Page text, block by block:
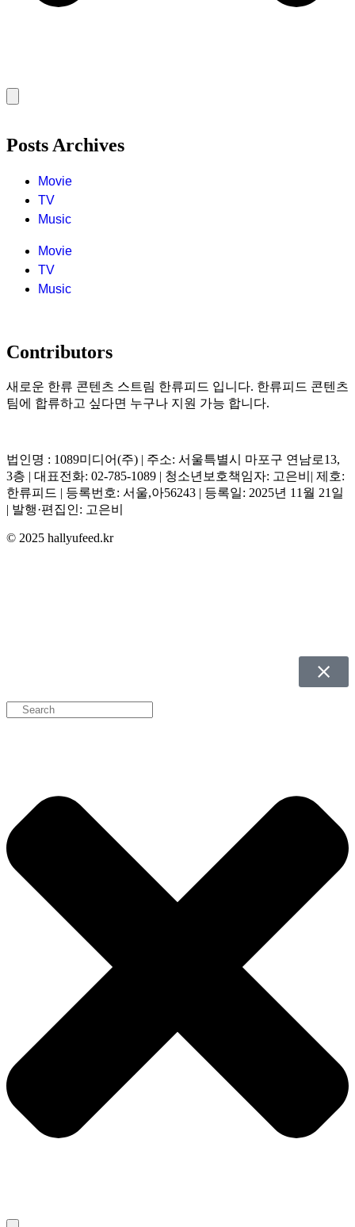
Posts Archives
Movie
TV
Music
Movie
TV
Music
Contributors
새로운 한류 콘텐츠 스트림 한류피드 입니다. 한류피드 콘텐츠
팀에 합류하고 싶다면 누구나 지원 가능 합니다.
법인명 : 1089미디어(주) | 주소: 서울특별시 마포구 연남로13,
3층 | 대표전화: 02-785-1089 | 청소년보호책임자: 고은비| 제호:
한류피드 | 등록번호: 서울,아56243 | 등록일: 2025년 11월 21일
| 발행·편집인: 고은비
© 2025 hallyufeed.kr